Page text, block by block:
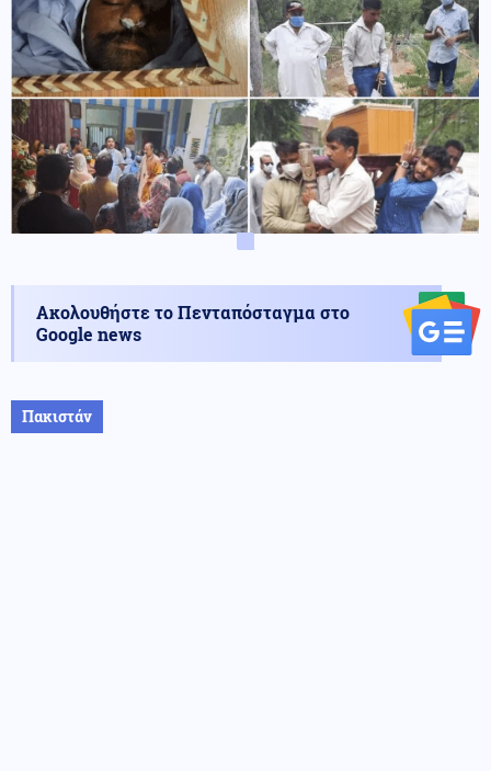
Ακολουθήστε το Πενταπόσταγμα στο
Google news
Πακιστάν